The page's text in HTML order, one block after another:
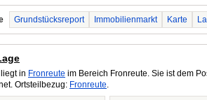
Grundstücksreport Immobilienmarkt Karte
in Fronreute im Bereich Fronreute. Sie ist dem
Ortsteilbezug: Fronreute.